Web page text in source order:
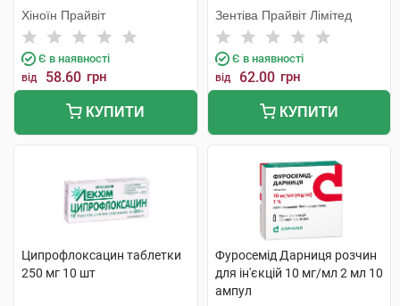
Хіноїн Прайвіт
Є в наявності
від 58.60 грн
КУПИТИ
Зентіва Прайвіт Лімітед
Є в наявності
від 62.00 грн
КУПИТИ
Ципрофлоксацин таблетки
250 мг 10 шт
Фуросемід Дарниця розчин
для ін'єкцій 10 мг/мл 2 мл 10
ампул